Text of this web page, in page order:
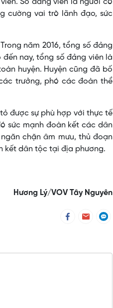
Số đảng viên là người có
cường vai trò lãnh đạo, sức
năm 2016, tổng số đảng
nay, tổng số đảng viên là
huyện. Huyện cũng đã bố
trưởng, phó các đoàn thể
được sự phù hợp với thực tế
sức mạnh đoàn kết các dân
chặn âm mưu, thủ đoạn
kết dân tộc tại địa phương.
Hương Lý/VOV Tây Nguyên